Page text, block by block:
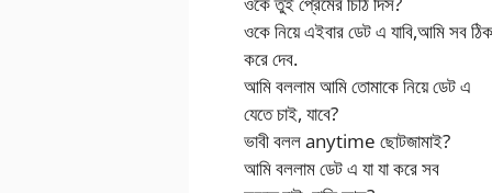
ওকে নিয়ে এইবার ডেট এ যাবি,আমি সব ঠিক
করে দেব.
আমি বললাম আমি তোমাকে নিয়ে ডেট এ
যেতে চাই, যাবে?
ভাবী বলল anytime ছোটজামাই?
আমি বললাম ডেট এ যা যা করে সব